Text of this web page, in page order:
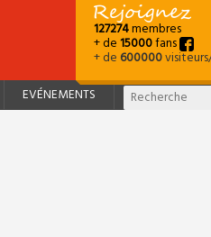
127274membres
+ de15000fans
+ de600000
EVÉNEMENTS